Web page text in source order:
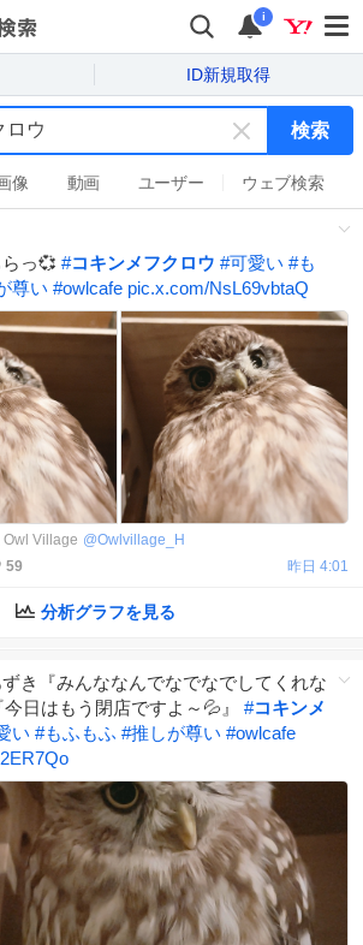
i
ID新規取得
キ
ー
ワ
ド
を
消
す
検索
像 動画 ユーザー ウェブ検索
らっ💞 #コキンメフクロウ #可愛い #も
尊い #owlcafe pic.x.com/NsL69vbtaQ
Owl Village @Owlvillage_H
59 昨日 4:01
分析グラフを見る
ずき『みんななんでなでなでしてくれな
日はもう閉店ですよ～💦』 #コキンメ
い #もふもふ #推しが尊い #owlcafe